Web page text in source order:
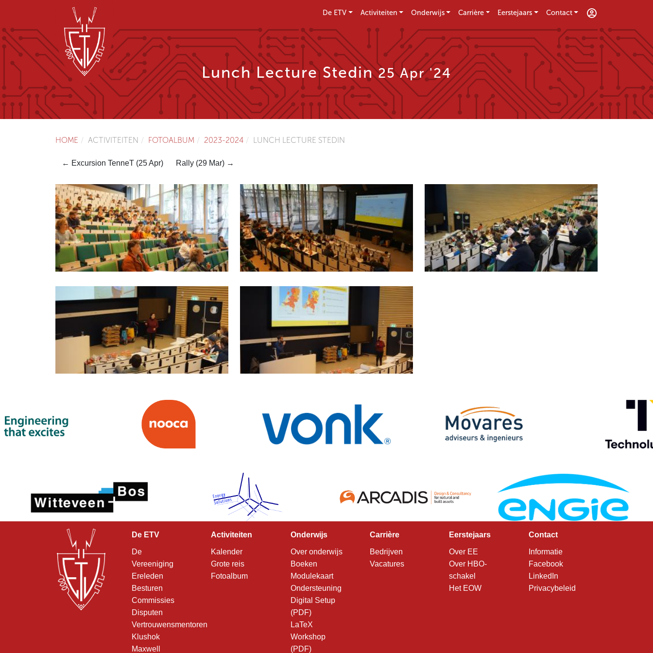
De ETV Activiteiten Onderwijs Carrière Eerstejaars Contact
Lunch Lecture Stedin25 Apr '24
HOME ACTIVITEITEN FOTOALBUM 2023-2024 LUNCH LECTURE STEDIN
← Excursion TenneT (25 Apr) Rally (29 Mar) →
De ETV
De
Vereeniging
Ereleden
Besturen
Commissies
Disputen
Vertrouwensmentoren
Klushok
Maxwell
Activiteiten
Kalender
Grote reis
Fotoalbum
Onderwijs
Over onderwijs
Boeken
Modulekaart
Ondersteuning
Digital Setup
(PDF)
LaTeX
Workshop
(PDF)
Carrière
Bedrijven
Vacatures
Eerstejaars
Over EE
Over HBO-
schakel
Het EOW
Contact
Informatie
Facebook
LinkedIn
Privacybeleid